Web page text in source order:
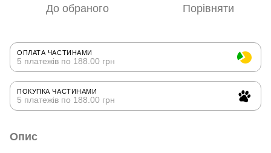
До обраного Порівняти
ОПЛАТА ЧАСТИНАМИ
5 платежів по 188.00 грн
ПОКУПКА ЧАСТИНАМИ
5 платежів по 188.00 грн
Опис